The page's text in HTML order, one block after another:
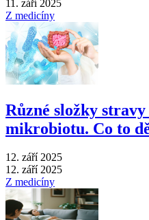
11. září 2025
Z medicíny
Různé složky
mikrobiotu. Co to
12. září 2025
12. září 2025
Z medicíny